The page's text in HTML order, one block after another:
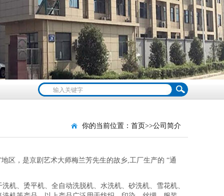
你的当前位置： 首页>>公司简介
区，是京剧艺术大师梅兰芳先生的故乡,工厂生产的 “通
机、烫平机、全自动洗脱机、水洗机、砂洗机、雪花机、